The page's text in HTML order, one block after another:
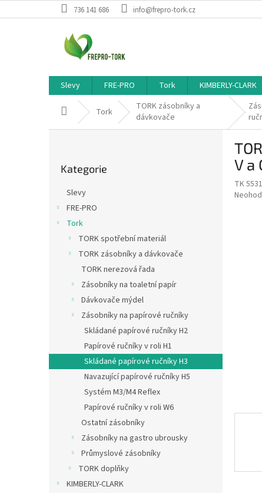
na
736 141 686 info@frepro-tork.cz
Slevy FRE-PRO Tork KIMBERLY-CLARK
Domů Tork
TORK zásobníky a
dávkovače
kategorie
Kategorie
Slevy
FRE-PRO
Tork
TORK spotřební materiál
TORK zásobníky a dávkovače
TORK nerezová řada
Zásobníky na toaletní papír
Dávkovače mýdel
Zásobníky na papírové ručníky
Skládané papírové ručníky H2
Papírové ručníky v roli H1
Skládané papírové ručníky H3
Navazující papírové ručníky H5
Systém M3/M4 Reflex
Papírové ručníky v roli W6
Ostatní zásobníky
Zásobníky na gastro ubrousky
Průmyslové zásobníky
TORK doplňky
KIMBERLY-CLARK
V a
TK